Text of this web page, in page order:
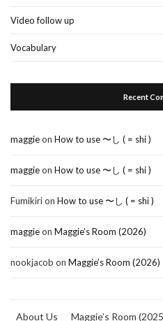
Video follow up
Vocabulary
Recent
maggieon How to use 〜し ( = shi )
maggieon How to use 〜し ( = shi )
Fumikirion How to use 〜し ( = shi )
maggieon Maggie’s Room (2026)
nookjacob on Maggie’s Room (2026)
About Us Maggie’s Room